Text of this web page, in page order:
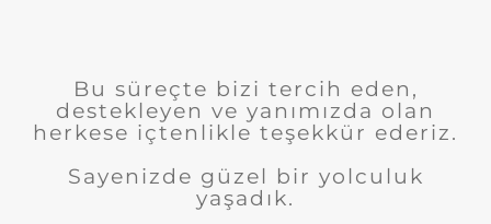
Bu süreçte bizi tercih eden,
destekleyen ve yanımızda olan
herkese içtenlikle teşekkür ederiz.
Sayenizde güzel bir yolculuk
yaşadık.